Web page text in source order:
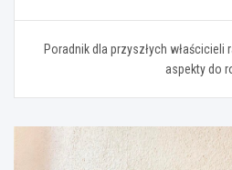
Poradnik dla przyszłych
aspekty do